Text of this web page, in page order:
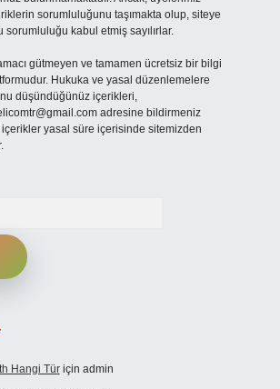
sorumluluğunu taşımakta olup, siteye
sorumluluğu kabul etmiş sayılırlar.
gütmeyen ve tamamen ücretsiz bir bilgi
Hukuka ve yasal düzenlemelere
düşündüğünüz içerikleri,
adresine bildirmeniz
yasal süre içerisinde sitemizden
Hangi Türiçin admin